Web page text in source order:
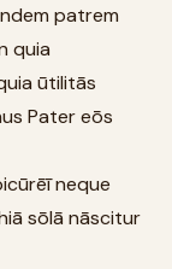
patrem
quia
ūtilitās
Pater eōs
neque
sōlā nāscitur